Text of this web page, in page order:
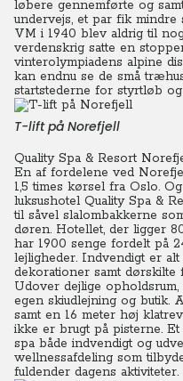
løbere gennemførte og
undervejs, et par fik mindre
VM i 1940 blev aldrig til
verdenskrig satte en
vinterolympiadens alpine
kan endnu se de små
startstederne for styrtløb
T-lift på Norefjell
Quality Spa & Resort
En af fordelene ved
1,5 times kørsel fra Oslo.
luksushotel Quality Spa &
til såvel slalombakkerne
døren. Hotellet, der ligger
har 1900 senge fordelt på
lejligheder. Indvendigt er
dekorationer samt
Udover dejlige
egen skiudlejning og butik.
samt en 16 meter høj
ikke er brugt på pisterne.
spa både indvendigt og
wellnessafdeling som
fuldender dagens aktiviteter.